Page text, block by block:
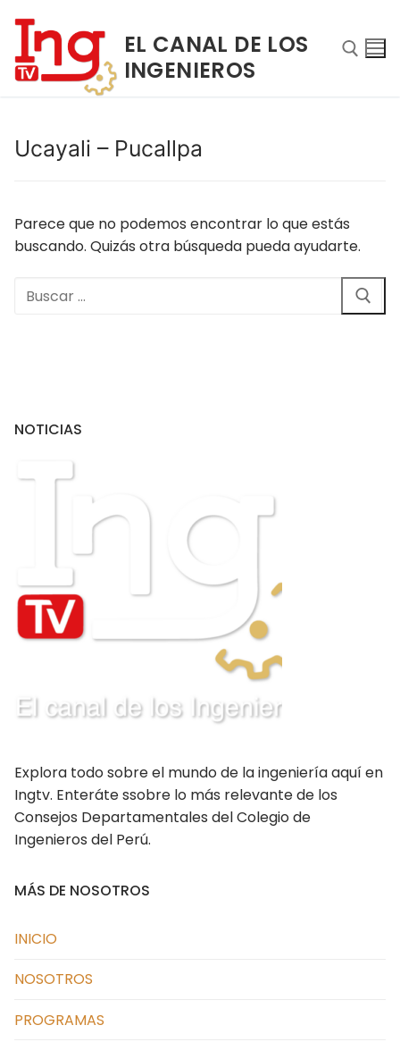
contenido
EL CANAL DE LOS
INGENIEROS
Buscar:
PUBLICACIONES
CONSEJOS DEPARTAMENTALES
Amazonas
Ancash Chimbote
Ancash Huaraz
Apurímac
Ayacucho
Callao
Cusco
Huánuco
Ica
Junín
La Libertad Trujillo
Ucayali – Pucallpa
Parece que no podemos encontrar lo que estás
buscando. Quizás otra búsqueda pueda ayudarte.
Buscar:
NOTICIAS
Explora todo sobre el mundo de la ingeniería aquí en
Ingtv. Enteráte ssobre lo más relevante de los
Consejos Departamentales del Colegio de
Ingenieros del Perú.
MÁS DE NOSOTROS
INICIO
NOSOTROS
PROGRAMAS